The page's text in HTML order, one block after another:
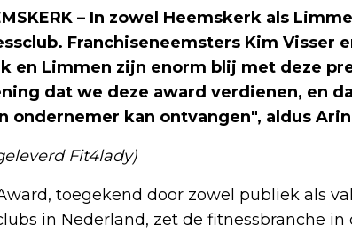
– In zowel Heemskerk als
Franchiseneemsters Kim Visser
en Limmen zijn enorm blij met deze
dat we deze award verdienen, en
ondernemer kan ontvangen", aldus
Fit4lady)
toegekend door zowel publiek als
in Nederland, zet de fitnessbranche